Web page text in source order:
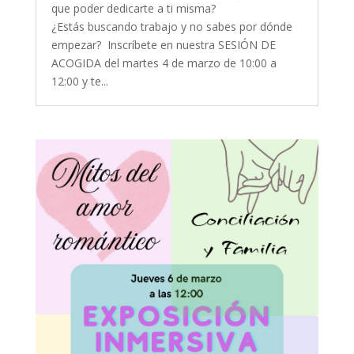
que poder dedicarte a ti misma?
¿Estás buscando trabajo y no sabes por dónde
empezar? Inscríbete en nuestra SESIÓN DE
ACOGIDA del martes 4 de marzo de 10:00 a
12:00 y te...